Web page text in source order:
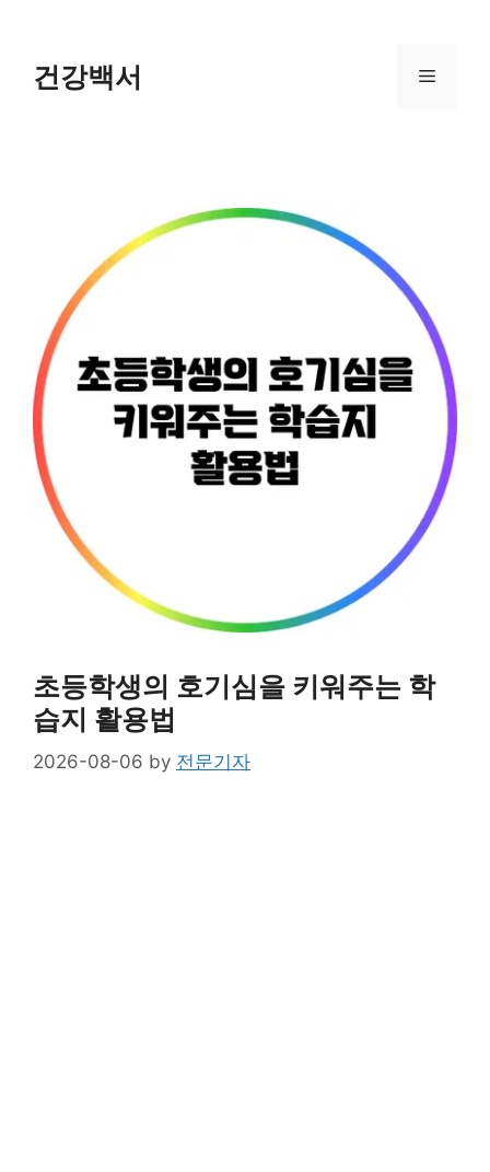
content건강백서 Menu
초등학생의 호기심을 키워주는 학
습지 활용법
2026-08-06 by 전문기자